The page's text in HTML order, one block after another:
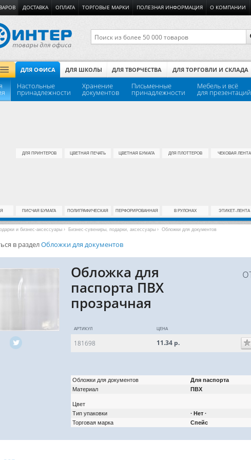
ДОСТАВКА ОПЛАТА ТОРГОВЫЕ МАРКИ ПОЛЕЗНАЯ ИНФОРМАЦИЯ О КОМПАНИИ
ДЛЯ ОФИСА ДЛЯ ШКОЛЫ ДЛЯ ТВОРЧЕСТВА ДЛЯ ТОРГОВЛИ И СКЛАДА
Настольные
принадлежности
Хранение
документов
Письменные
принадлежности
Мебель и всё
для презентаций
ДЛЯ ПРИНТЕРОВ ЦВЕТНАЯ ПЕЧАТЬ ЦВЕТНАЯ БУМАГА ДЛЯ ПЛОТТЕРОВ ЧЕКОВАЯ ЛЕНТА
ПИСЧАЯ БУМАГА ПОЛИГРАФИЧЕСКАЯ ПЕРФОРИРОВАННАЯ В РУЛОНАХ ЭТИКЕТ-ЛЕНТА
и бизнес-аксессуары › Бизнес-сувениры, подарки, аксессуары › Обложки для документов
в разделОбложки для документов
Обложка для
паспорта ПВХ
прозрачная
АРТИКУЛ ЦЕНА
181698 11.34 р.
Обложки для документов
Для паспорта
Материал
ПВХ
Цвет
Тип упаковки
∙ Нет ∙
Торговая марка
Спейс